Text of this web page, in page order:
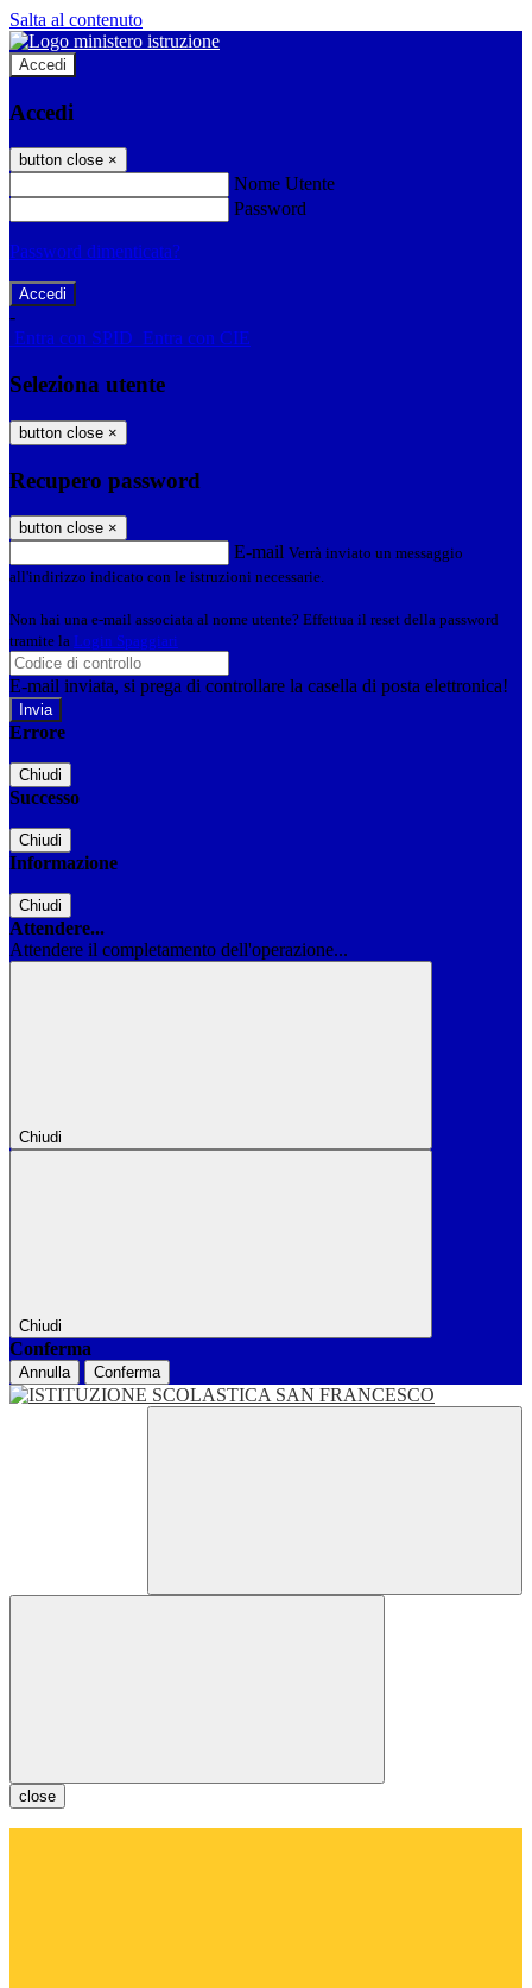
Salta al contenuto
Accedi
Accedi
button close ×
Nome Utente
Password
Password dimenticata?
-
Entra con SPID Entra con CIE
Seleziona utente
button close ×
Recupero password
button close ×
E-mail Verrà inviato un messaggio
all'indirizzo indicato con le istruzioni necessarie.
Non hai una e-mail associata al nome utente? Effettua il reset della password
tramite la Login Spaggiari
E-mail inviata, si prega di controllare la casella di posta elettronica!
Errore
Chiudi
Successo
Chiudi
Informazione
Chiudi
Attendere...
Attendere il completamento dell'operazione...
Chiudi
Chiudi
Conferma
Annulla Conferma
close